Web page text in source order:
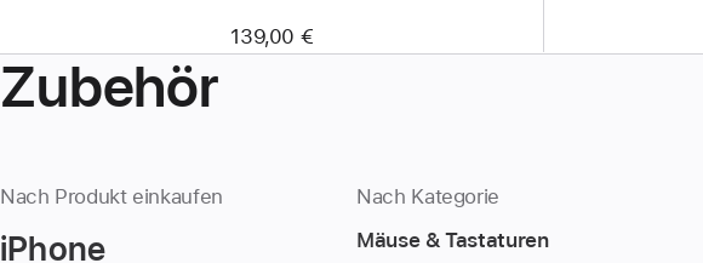
139,00 €
Zubehör
Nach Produkt einkaufen
iPhone
Nach Kategorie
Mäuse & Tastaturen